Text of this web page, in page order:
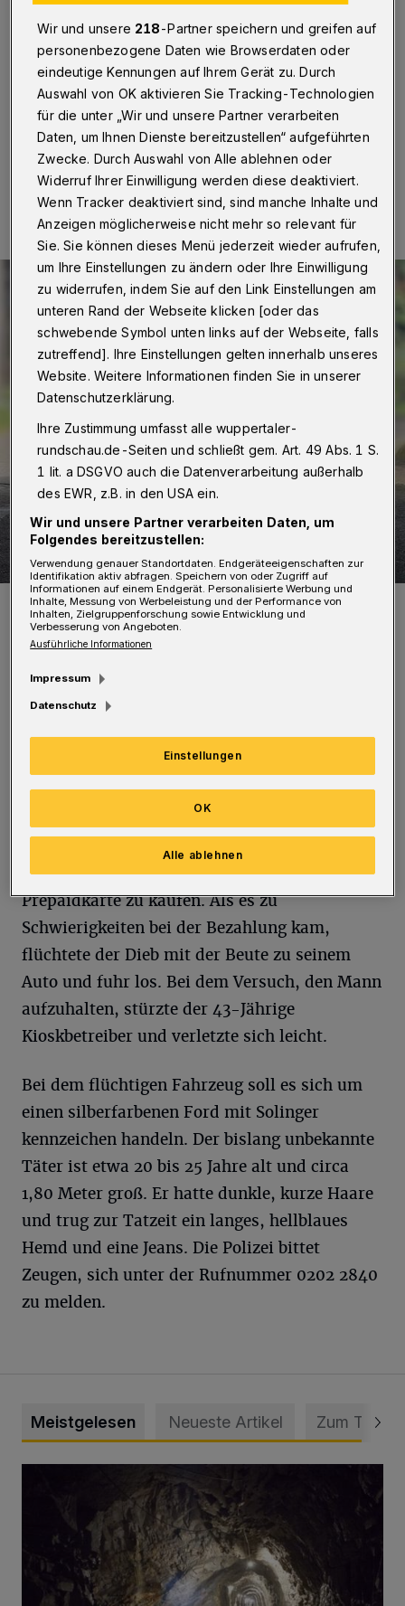
Wuppertal·Am Mittwoch (27. Mai 2020( verletzte ein
Dieb in einem Kiosk auf der Straße Schwarzbach in
Oberbarmen den Betreiber. Die Polizei ist auf der Suche
nach dem Täter.
28.05.2020 , 11:30 Uhr Eine Minute Lesezeit
Symbolfoto.
Foto: Polizei / Jochen Tack
Gegen 12.40 Uhr kam es auf der Straße
Schwarzbach in Oberbarmen zu einem
Diebstahl, in dessen Folge der Betreiber eines
dort ansässigen Kiosks Verletzungen erlitt.
Laut Polizei hatte ein bislang unbekannter
Täter das Geschäft betreten, um eine
Prepaidkarte zu kaufen. Als es zu
Schwierigkeiten bei der Bezahlung kam,
flüchtete der Dieb mit der Beute zu seinem
Auto und fuhr los. Bei dem Versuch, den Mann
aufzuhalten, stürzte der 43-Jährige
Kioskbetreiber und verletzte sich leicht.
Bei dem flüchtigen Fahrzeug soll es sich um
einen silberfarbenen Ford mit Solinger
kennzeichen handeln. Der bislang unbekannte
Täter ist etwa 20 bis 25 Jahre alt und circa
1,80 Meter groß. Er hatte dunkle, kurze Haare
und trug zur Tatzeit ein langes, hellblaues
Hemd und eine Jeans. Die Polizei bittet
Zeugen, sich unter der Rufnummer 0202 2840
zu melden.
Meistgelesen Neueste Artikel Zum Thema
Wir und unsere 218-Partner speichern und greifen auf
personenbezogene Daten wie Browserdaten oder
eindeutige Kennungen auf Ihrem Gerät zu. Durch
Auswahl von OK aktivieren Sie Tracking-Technologien
für die unter „Wir und unsere Partner verarbeiten
Daten, um Ihnen Dienste bereitzustellen“ aufgeführten
Zwecke. Durch Auswahl von Alle ablehnen oder
Widerruf Ihrer Einwilligung werden diese deaktiviert.
Wenn Tracker deaktiviert sind, sind manche Inhalte und
Anzeigen möglicherweise nicht mehr so relevant für
Sie. Sie können dieses Menü jederzeit wieder aufrufen,
um Ihre Einstellungen zu ändern oder Ihre Einwilligung
zu widerrufen, indem Sie auf den Link Einstellungen am
unteren Rand der Webseite klicken [oder das
schwebende Symbol unten links auf der Webseite, falls
zutreffend]. Ihre Einstellungen gelten innerhalb unseres
Website. Weitere Informationen finden Sie in unserer
Datenschutzerklärung.
Ihre Zustimmung umfasst alle wuppertaler-
rundschau.de-Seiten und schließt gem. Art. 49 Abs. 1 S.
1 lit. a DSGVO auch die Datenverarbeitung außerhalb
des EWR, z.B. in den USA ein.
Wir und unsere Partner verarbeiten Daten, um
Folgendes bereitzustellen:
Verwendung genauer Standortdaten. Endgeräteeigenschaften zur
Identifikation aktiv abfragen. Speichern von oder Zugriff auf
Informationen auf einem Endgerät. Personalisierte Werbung und
Inhalte, Messung von Werbeleistung und der Performance von
Inhalten, Zielgruppenforschung sowie Entwicklung und
Verbesserung von Angeboten.
Ausführliche Informationen
Impressum
Datenschutz
Einstellungen
Alle ablehnen
OK